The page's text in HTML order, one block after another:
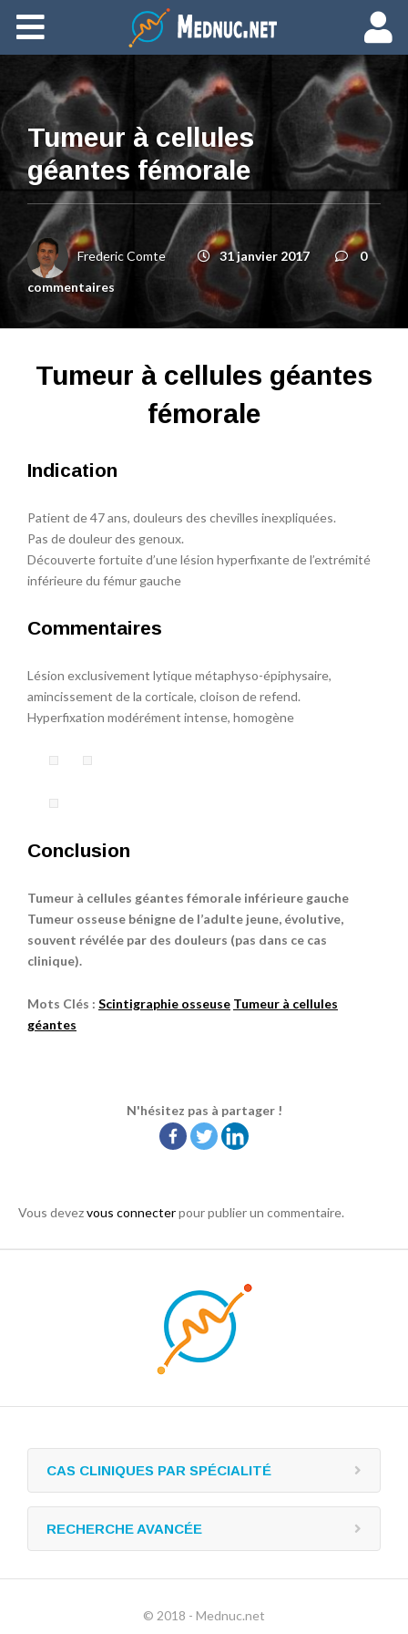
Ajouter du contenu
Tumeur à cellules
géantes fémorale
Frederic Comte 31 janvier 2017
0
commentaires
Tumeur à cellules géantes
fémorale
Indication
Patient de 47 ans, douleurs des chevilles inexpliquées.
Pas de douleur des genoux.
Découverte fortuite d’une lésion hyperfixante de l’extrémité
inférieure du fémur gauche
Commentaires
Lésion exclusivement lytique métaphyso-épiphysaire,
amincissement de la corticale, cloison de refend.
Hyperfixation modérément intense, homogène
Conclusion
Tumeur à cellules géantes fémorale inférieure gauche
Tumeur osseuse bénigne de l’adulte jeune, évolutive,
souvent révélée par des douleurs (pas dans ce cas
clinique).
Mots Clés : Scintigraphie osseuse Tumeur à cellules
géantes
N'hésitez pas à partager !
Vous devezvous connecterpour publier un commentaire.
CAS CLINIQUES PAR SPÉCIALITÉ
RECHERCHE AVANCÉE
© 2018 - Mednuc.net